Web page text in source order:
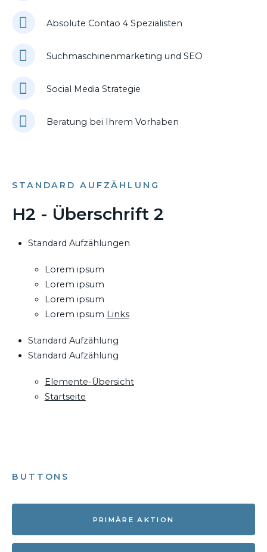
Absolute Contao 4 Spezialisten
Suchmaschinenmarketing und SEO
Social Media Strategie
Beratung bei Ihrem Vorhaben
STANDARD AUFZÄHLUNG
H2 - Überschrift 2
Standard Aufzählungen
Lorem ipsum
Lorem ipsum
Lorem ipsum
Lorem ipsum Links
Standard Aufzählung
Standard Aufzählung
Elemente-Übersicht
Startseite
BUTTONS
PRIMÄRE AKTION